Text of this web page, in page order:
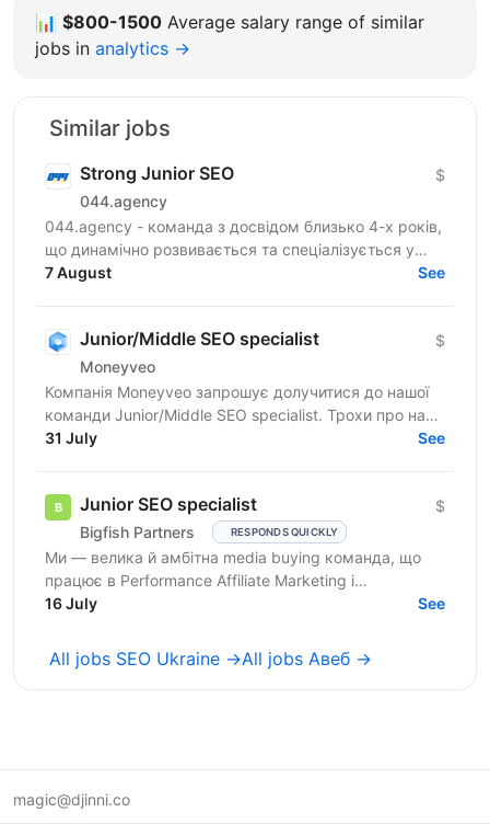
📊 $800-1500 Average salary range of similar
jobs in analytics →
Similar jobs
Strong Junior SEO
044.agency
$
044.agency - команда з досвідом близько 4-х років,
що динамічно розвивається та спеціалізується у
сфері партнерського маркетингу. Наші
7 August See
Junior/Middle SEO specialist
Moneyveo
$
Компанія Moneyveo запрошує долучитися до нашої
команди Junior/Middle SEO specialist. Трохи про нас:
Moneyveo — перша в Україні продуктова fintech-
31 July See
Junior SEO specialist
Bigfish Partners RESPONDS QUICKLY
$
Ми — велика й амбітна media buying команда, що
працює в Performance Affiliate Marketing і
висококонкурентних нішах. Ми активно зростаємо,
16 July See
All jobs SEO Ukraine →All jobs Авеб →
magic@djinni.co